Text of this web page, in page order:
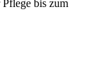
bis zum